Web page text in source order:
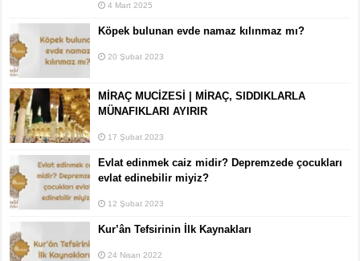
4 Mart 2025
Köpek bulunan evde namaz kılınmaz mı?
20 Şubat 2023
MİRAÇ MUCİZESİ | MİRAÇ, SIDDIKLARLA
MÜNAFIKLARI AYIRIR
17 Şubat 2023
Evlat edinmek caiz midir? Depremzede çocukları
evlat edinebilir miyiz?
12 Şubat 2023
Kur’ân Tefsirinin İlk Kaynakları
24 Nisan 2022